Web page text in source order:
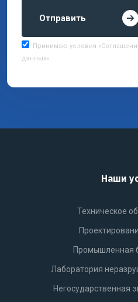
Отправить
Принимаю условия
данных»
Наши
Техническое
Промышленная
Лаборатория
Негосударственная